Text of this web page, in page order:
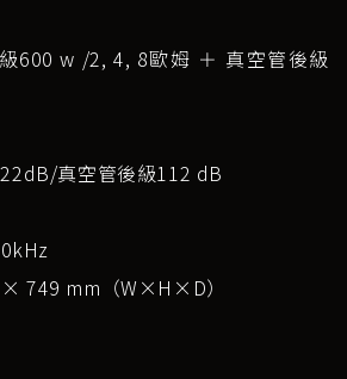
600 w /2, 4, 8歐姆 ＋ 真空管後級
真空管後級112 dB
749 mm（W×H×D）